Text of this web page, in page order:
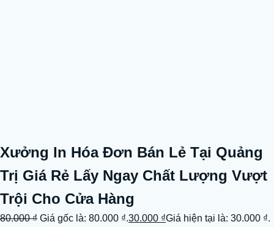
Xưởng In Hóa Đơn Bán Lẻ Tại Quảng
Trị Giá Rẻ Lấy Ngay Chất Lượng Vượt
Trội Cho Cửa Hàng
80.000₫ Giá gốc là: 80.000 ₫.30.000 ₫Giá hiện tại là: 30.000 ₫.